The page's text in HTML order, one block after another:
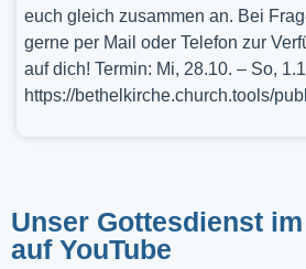
euch gleich zusammen an. Bei
gerne per Mail oder Telefon zur
auf dich! Termin: Mi, 28.10. – So,
https://bethelkirche.church.tools/
Unser Gottesdienst
auf YouTube